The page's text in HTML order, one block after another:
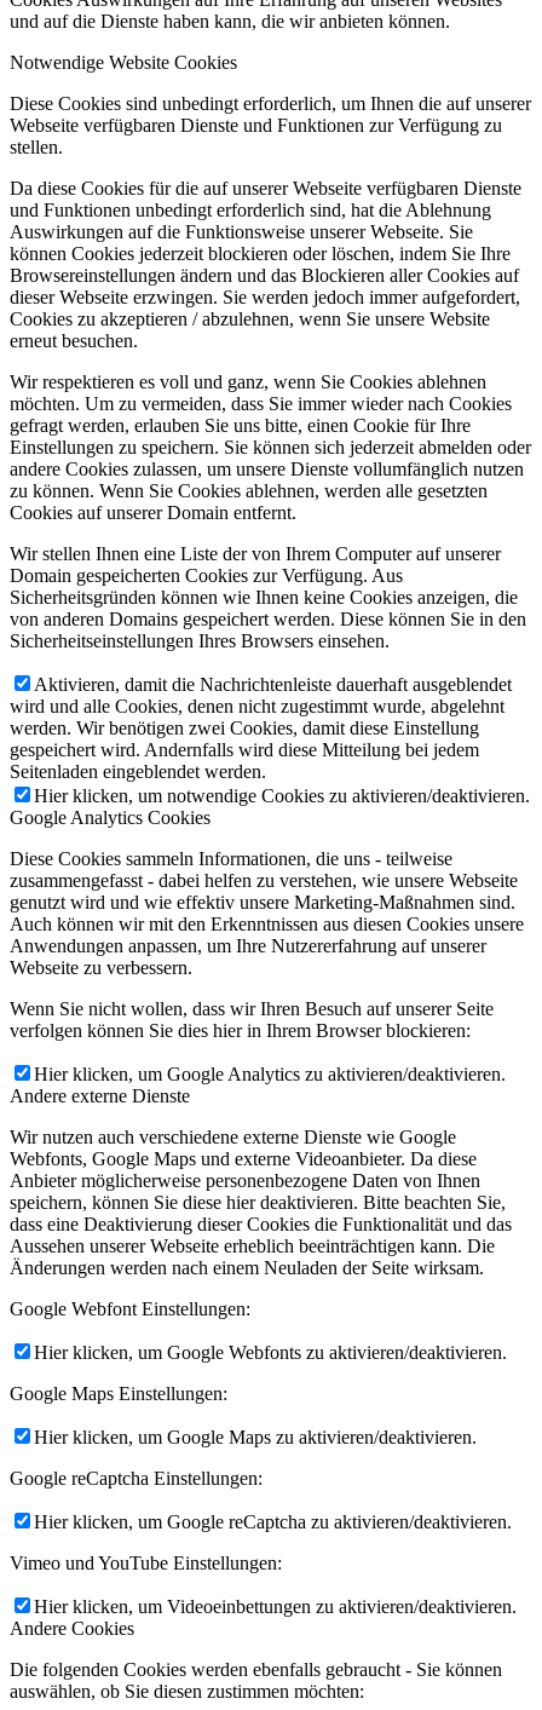
und auf die Dienste haben kann, die wir anbieten können.
Notwendige Website Cookies
Diese Cookies sind unbedingt erforderlich, um Ihnen die auf unserer
Webseite verfügbaren Dienste und Funktionen zur Verfügung zu
stellen.
Da diese Cookies für die auf unserer Webseite verfügbaren Dienste
und Funktionen unbedingt erforderlich sind, hat die Ablehnung
Auswirkungen auf die Funktionsweise unserer Webseite. Sie
können Cookies jederzeit blockieren oder löschen, indem Sie Ihre
Browsereinstellungen ändern und das Blockieren aller Cookies auf
dieser Webseite erzwingen. Sie werden jedoch immer aufgefordert,
Cookies zu akzeptieren / abzulehnen, wenn Sie unsere Website
erneut besuchen.
Wir respektieren es voll und ganz, wenn Sie Cookies ablehnen
möchten. Um zu vermeiden, dass Sie immer wieder nach Cookies
gefragt werden, erlauben Sie uns bitte, einen Cookie für Ihre
Einstellungen zu speichern. Sie können sich jederzeit abmelden oder
andere Cookies zulassen, um unsere Dienste vollumfänglich nutzen
zu können. Wenn Sie Cookies ablehnen, werden alle gesetzten
Cookies auf unserer Domain entfernt.
Wir stellen Ihnen eine Liste der von Ihrem Computer auf unserer
Domain gespeicherten Cookies zur Verfügung. Aus
Sicherheitsgründen können wie Ihnen keine Cookies anzeigen, die
von anderen Domains gespeichert werden. Diese können Sie in den
Sicherheitseinstellungen Ihres Browsers einsehen.
Aktivieren, damit die Nachrichtenleiste dauerhaft ausgeblendet
wird und alle Cookies, denen nicht zugestimmt wurde, abgelehnt
werden. Wir benötigen zwei Cookies, damit diese Einstellung
gespeichert wird. Andernfalls wird diese Mitteilung bei jedem
Seitenladen eingeblendet werden.
Hier klicken, um notwendige Cookies zu aktivieren/deaktivieren.
Google Analytics Cookies
Diese Cookies sammeln Informationen, die uns - teilweise
zusammengefasst - dabei helfen zu verstehen, wie unsere Webseite
genutzt wird und wie effektiv unsere Marketing-Maßnahmen sind.
Auch können wir mit den Erkenntnissen aus diesen Cookies unsere
Anwendungen anpassen, um Ihre Nutzererfahrung auf unserer
Webseite zu verbessern.
Wenn Sie nicht wollen, dass wir Ihren Besuch auf unserer Seite
verfolgen können Sie dies hier in Ihrem Browser blockieren:
Hier klicken, um Google Analytics zu aktivieren/deaktivieren.
Andere externe Dienste
Wir nutzen auch verschiedene externe Dienste wie Google
Webfonts, Google Maps und externe Videoanbieter. Da diese
Anbieter möglicherweise personenbezogene Daten von Ihnen
speichern, können Sie diese hier deaktivieren. Bitte beachten Sie,
dass eine Deaktivierung dieser Cookies die Funktionalität und das
Aussehen unserer Webseite erheblich beeinträchtigen kann. Die
Änderungen werden nach einem Neuladen der Seite wirksam.
Google Webfont Einstellungen:
Hier klicken, um Google Webfonts zu aktivieren/deaktivieren.
Google Maps Einstellungen:
Hier klicken, um Google Maps zu aktivieren/deaktivieren.
Google reCaptcha Einstellungen:
Hier klicken, um Google reCaptcha zu aktivieren/deaktivieren.
Vimeo und YouTube Einstellungen:
Hier klicken, um Videoeinbettungen zu aktivieren/deaktivieren.
Andere Cookies
Die folgenden Cookies werden ebenfalls gebraucht - Sie können
auswählen, ob Sie diesen zustimmen möchten: